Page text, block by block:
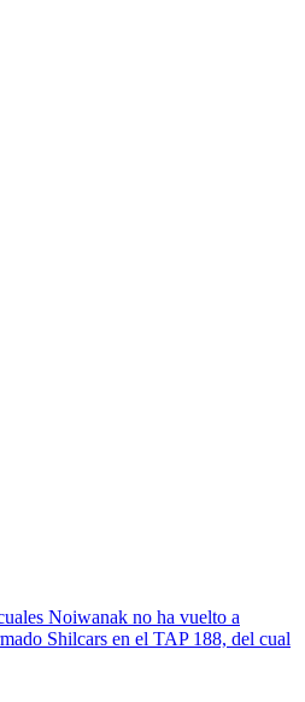
Noiwanak no ha vuelto a
Shilcars en el TAP 188, del cual